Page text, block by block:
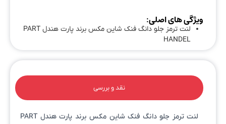
ویژگی های اصلی:
لنت ترمز جلو دانگ فنک شاین مکس برند پارت هندل PART
HANDEL
نقد و بررسی
لنت ترمز جلو دانگ فنک شاین مکس برند پارت هندل PART